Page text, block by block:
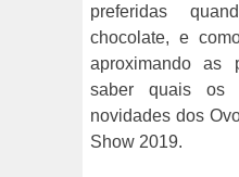
preferidas
chocolate, e
aproximando as
saber quais os
novidades dos
Show 2019.